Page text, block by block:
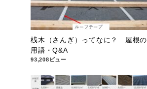
桟木（さんぎ）ってなに？ 屋根の
用語・Q&A
93,208ビュー